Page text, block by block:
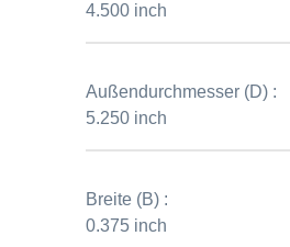
4.500 inch
Außendurchmesser (D) :
5.250 inch
Breite (B) :
0.375 inch